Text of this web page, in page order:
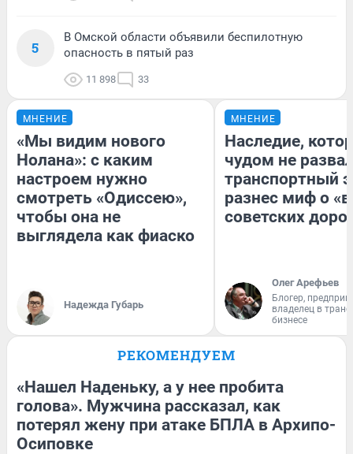
5
В Омской области объявили беспилотную
опасность в пятый раз
11 898 33
МНЕНИЕ
«Мы видим нового
Нолана»: с каким
настроем нужно
смотреть «Одиссею»,
чтобы она не
выглядела как фиаско
Надежда Губарь
МНЕНИЕ
Наследие,
чудом не
транспортный
разнес миф о
советских
Олег Арефьев
Блогер,
владелец в
бизнесе
РЕКОМЕНДУЕМ
«Нашел Наденьку, а у нее пробита
голова». Мужчина рассказал, как
потерял жену при атаке БПЛА в Архипо-
Осиповке